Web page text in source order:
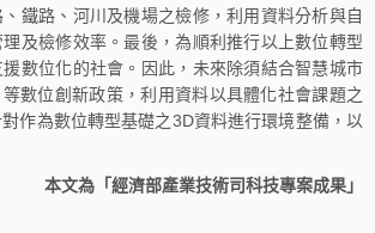
鐵路、河川及機場之檢修，利用資料分析與自
及檢修效率。最後，為順利推行以上數位轉型
數位化的社會。因此，未來除須結合智慧城市
等數位創新政策，利用資料以具體化社會課題之
作為數位轉型基礎之3D資料進行環境整備，以
本文為「經濟部產業技術司科技專案成果」